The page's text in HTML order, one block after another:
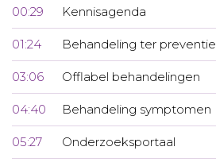
00:29 Kennisagenda
01:24 Behandeling ter preventie
03:06 Offlabel behandelingen
04:40 Behandeling symptomen
05:27 Onderzoeksportaal